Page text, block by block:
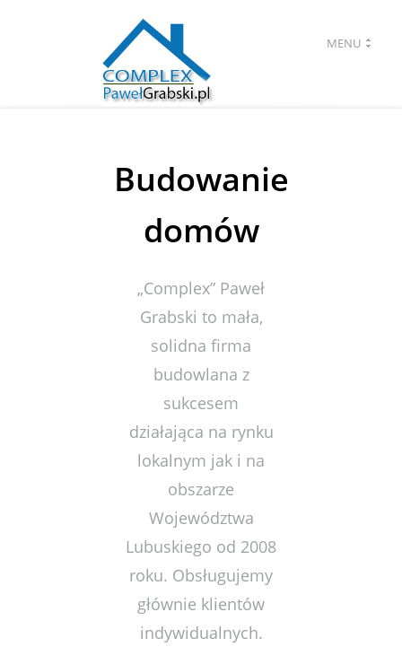
MENU
Budowanie
domów
„Complex” Paweł
Grabski to mała,
solidna firma
budowlana z
sukcesem
działająca na rynku
lokalnym jak i na
obszarze
Województwa
Lubuskiego od 2008
roku. Obsługujemy
głównie klientów
indywidualnych.